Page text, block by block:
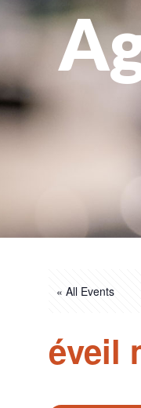
« All Events
éveil